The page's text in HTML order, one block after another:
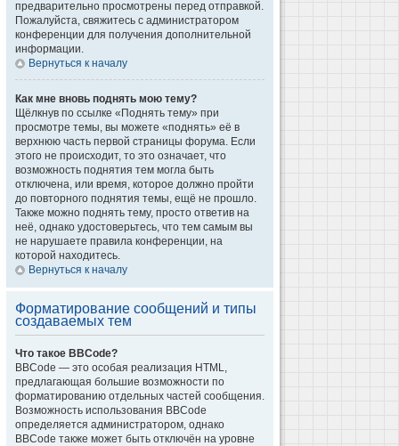
предварительно просмотрены перед отправкой.
Пожалуйста, свяжитесь с администратором
конференции для получения дополнительной
информации.
Вернуться к началу
Как мне вновь поднять мою тему?
Щёлкнув по ссылке «Поднять тему» при
просмотре темы, вы можете «поднять» её в
верхнюю часть первой страницы форума. Если
этого не происходит, то это означает, что
возможность поднятия тем могла быть
отключена, или время, которое должно пройти
до повторного поднятия темы, ещё не прошло.
Также можно поднять тему, просто ответив на
неё, однако удостоверьтесь, что тем самым вы
не нарушаете правила конференции, на
которой находитесь.
Вернуться к началу
Форматирование сообщений и типы
создаваемых тем
Что такое BBCode?
BBCode — это особая реализация HTML,
предлагающая большие возможности по
форматированию отдельных частей сообщения.
Возможность использования BBCode
определяется администратором, однако
BBCode также может быть отключён на уровне